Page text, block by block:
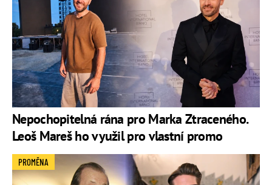
Nepochopitelná rána pro Marka Ztraceného.
Leoš Mareš ho využil pro vlastní promo
PROMĚNA